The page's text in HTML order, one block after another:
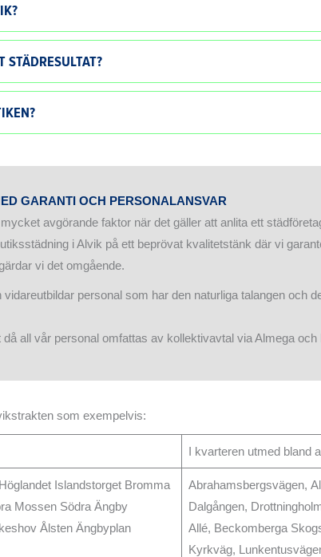
GARANTI OCH PERSONALANSVAR
avgörande faktor när det gäller att anlita ett
i Alvik på ett beprövat kvalitetstänk där vi
vi det omgående.
personal som har den naturliga talangen och
all vår personal omfattas av kollektivavtal via Almega och
som exempelvis:
I kvarteren utmed bland
Islandstorget Bromma
Mossen Södra Ängby
Ålsten Ängbyplan
Abrahamsbergsvägen,
Dalgången,
Allé, Beckomberga
Kyrkväg,